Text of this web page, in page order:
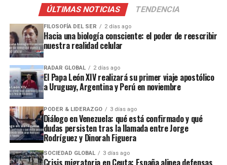
ÚLTIMAS NOTICIAS TENDENCIA
FILOSOFÍA DEL SER 2 días ago
Hacia una biología consciente: el poder de reescribir
nuestra realidad celular
RADAR GLOBAL 2 días ago
El Papa León XIV realizará su primer viaje apostólico
a Uruguay, Argentina y Perú en noviembre
PODER & LIDERAZGO 3 días ago
Diálogo en Venezuela: qué está confirmado y qué
dudas persisten tras la llamada entre Jorge
Rodríguez y Dinorah Figuera
SOCIEDAD GLOBAL 3 días ago
Crisis migratoria en Ceuta: España alinea defensas